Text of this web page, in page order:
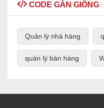
CODE GẦN GIỐNG
Quản lý nhà hàng
quản lý bán hàng